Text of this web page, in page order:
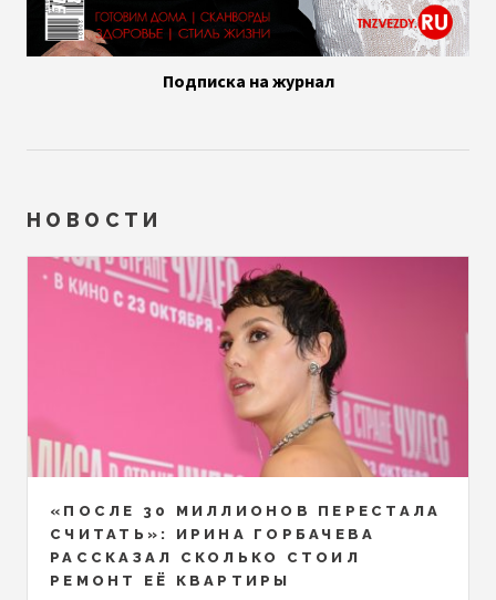
Подписка на журнал
НОВОСТИ
«ПОСЛЕ 30 МИЛЛИОНОВ ПЕРЕСТАЛА
СЧИТАТЬ»: ИРИНА ГОРБАЧЕВА
РАССКАЗАЛ СКОЛЬКО СТОИЛ
РЕМОНТ ЕЁ КВАРТИРЫ